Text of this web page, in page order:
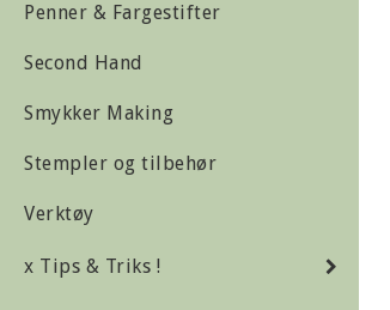
Penner & Fargestifter
Second Hand
Smykker Making
Stempler og tilbehør
Verktøy
x Tips & Triks !